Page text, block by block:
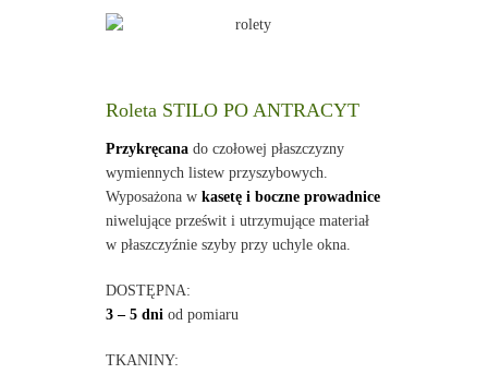
Roleta STILO PO ANTRACYT
Przykręcanado czołowej płaszczyzny
wymiennych listew przyszybowych.
Wyposażona w kasetę i boczne prowadnice
niwelujące prześwit i utrzymujące materiał
w płaszczyźnie szyby przy uchyle okna.
DOSTĘPNA:
3 – 5 dni od pomiaru
TKANINY: